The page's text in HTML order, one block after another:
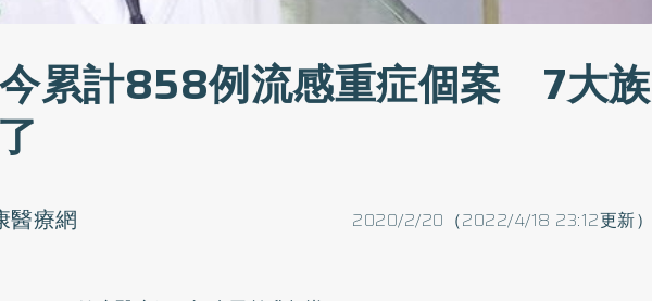
累計858例流感重症個案 7大族
2020/2/20（2022/4/18 23:12更新）
醫療網